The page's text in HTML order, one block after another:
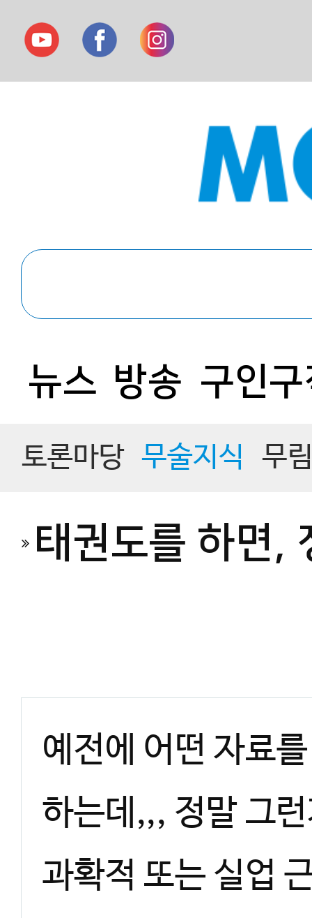
뉴스 방송 구인
토론마당 무술지식 무
태권도를 하면,
예전에 어떤 자료
하는데,,, 정말 그
과확적 또는 실업